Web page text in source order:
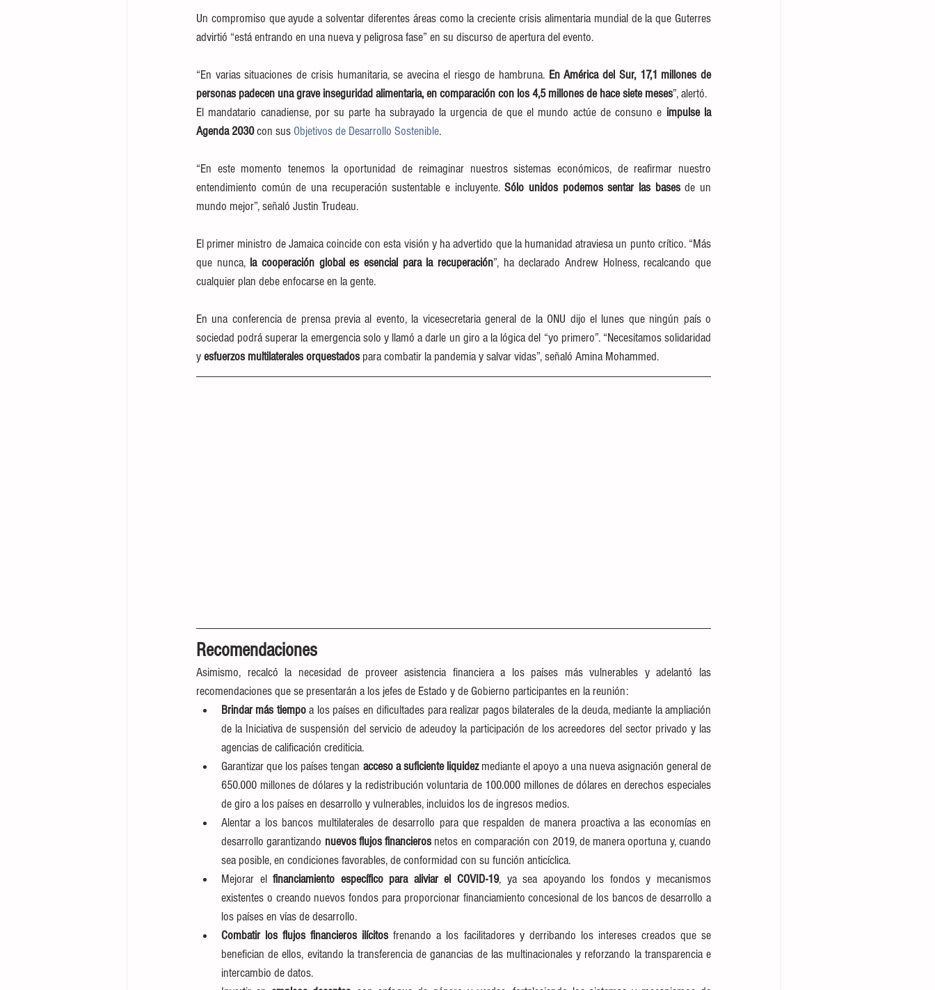
Un compromiso que ayude a solventar diferentes áreas como la creciente crisis alimentaria mundial de la que Guterres
advirtió “está entrando en una nueva y peligrosa fase” en su discurso de apertura del evento.
“En varias situaciones de crisis humanitaria, se avecina el riesgo de hambruna. En América del Sur, 17,1 millones de
personas padecen una grave inseguridad alimentaria, en comparación con los 4,5 millones de hace siete meses”, alertó.
El mandatario canadiense, por su parte ha subrayado la urgencia de que el mundo actúe de consuno e impulse la
Agenda 2030 con sus Objetivos de Desarrollo Sostenible.
“En este momento tenemos la oportunidad de reimaginar nuestros sistemas económicos, de reafirmar nuestro
entendimiento común de una recuperación sustentable e incluyente. Sólo unidos podemos sentar las bases de un
mundo mejor”, señaló Justin Trudeau.
El primer ministro de Jamaica coincide con esta visión y ha advertido que la humanidad atraviesa un punto crítico. “Más
que nunca, la cooperación global es esencial para la recuperación”, ha declarado Andrew Holness, recalcando que
cualquier plan debe enfocarse en la gente.
En una conferencia de prensa previa al evento, la vicesecretaria general de la ONU dijo el lunes que ningún país o
sociedad podrá superar la emergencia solo y llamó a darle un giro a la lógica del “yo primero”. “Necesitamos solidaridad
y esfuerzos multilaterales orquestados para combatir la pandemia y salvar vidas”, señaló Amina Mohammed.
Recomendaciones
Asimismo, recalcó la necesidad de proveer asistencia financiera a los países más vulnerables y adelantó las
recomendaciones que se presentarán a los jefes de Estado y de Gobierno participantes en la reunión:
Brindar más tiempo a los países en dificultades para realizar pagos bilaterales de la deuda, mediante la ampliación
de la Iniciativa de suspensión del servicio de adeudoy la participación de los acreedores del sector privado y las
agencias de calificación crediticia.
Garantizar que los países tengan acceso a suficiente liquidez mediante el apoyo a una nueva asignación general de
650.000 millones de dólares y la redistribución voluntaria de 100.000 millones de dólares en derechos especiales
de giro a los países en desarrollo y vulnerables, incluidos los de ingresos medios.
Alentar a los bancos multilaterales de desarrollo para que respalden de manera proactiva a las economías en
desarrollo garantizando nuevos flujos financieros netos en comparación con 2019, de manera oportuna y, cuando
sea posible, en condiciones favorables, de conformidad con su función anticíclica.
Mejorar el financiamiento específico para aliviar el COVID-19, ya sea apoyando los fondos y mecanismos
existentes o creando nuevos fondos para proporcionar financiamiento concesional de los bancos de desarrollo a
los países en vías de desarrollo.
Combatir los flujos financieros ilícitos frenando a los facilitadores y derribando los intereses creados que se
benefician de ellos, evitando la transferencia de ganancias de las multinacionales y reforzando la transparencia e
intercambio de datos.